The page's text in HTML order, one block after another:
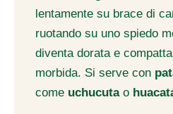
lentamente su brace di
ruotando su uno spiedo
diventa dorata e
morbida. Si serve con
come uchucuta o